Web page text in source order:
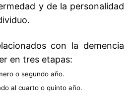
y de la personalidad
con la demencia
en tres etapas:
o segundo año.
al cuarto o quinto año.